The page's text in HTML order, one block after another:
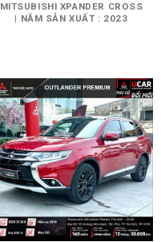
MITSUBISHI XPANDER CROSS
| NĂM SẢN XUẤT : 2023